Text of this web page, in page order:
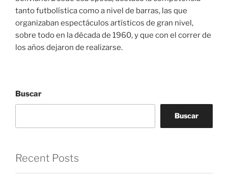
tanto futbolística como a nivel de barras, las que
organizaban espectáculos artísticos de gran nivel,
sobre todo en la década de 1960, y que con el correr de
los años dejaron de realizarse.
Buscar
Buscar
Recent Posts